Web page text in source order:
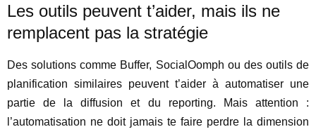
Les outils peuvent t’aider, mais ils ne
remplacent pas la stratégie
Des solutions comme Buffer, SocialOomph ou des outils de
planification similaires peuvent t’aider à automatiser une
partie de la diffusion et du reporting. Mais attention :
l’automatisation ne doit jamais te faire perdre la dimension